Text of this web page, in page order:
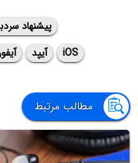
پیشنهاد
iOS
آیپد
مطالب مرتبط